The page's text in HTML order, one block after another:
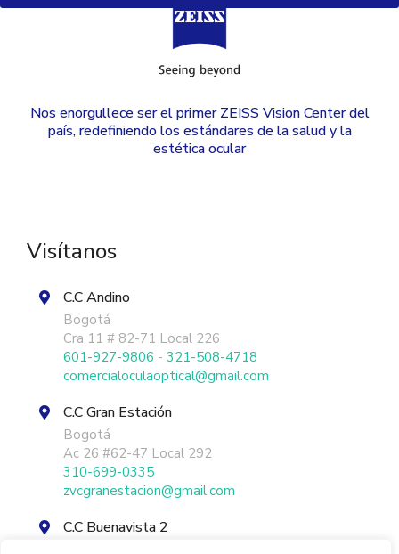
Nos enorgullece ser elprimer ZEISS Vision Centerdel
país, redefiniendo los estándares de la salud y la
estética ocular
Visítanos
C.C Andino
Bogotá
Cra 11 # 82-71 Local 226
601-927-9806 - 321-508-4718
comercialoculaoptical@gmail.com
C.C Gran Estación
Bogotá
Ac 26 #62-47 Local 292
310-699-0335
zvcgranestacion@gmail.com
C.C Buenavista 2